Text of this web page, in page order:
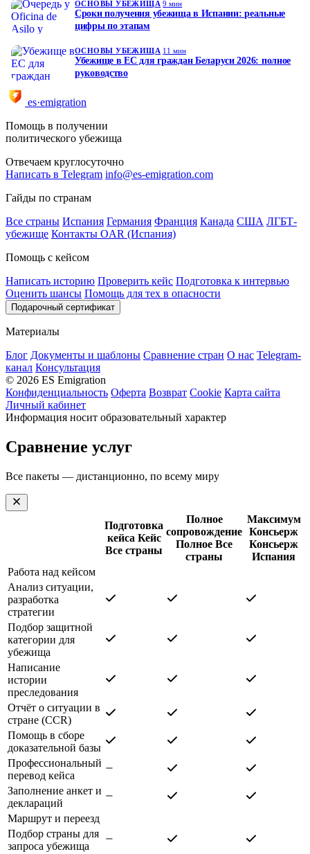
ОСНОВЫ УБЕЖИЩА 9 мин
Сроки получения убежища в Испании: реальные
цифры по этапам
ОСНОВЫ УБЕЖИЩА 11 мин
Убежище в ЕС для граждан Беларуси 2026: полное
руководство
es·emigration
Помощь в получении
политического убежища
Отвечаем круглосуточно
Написать в Telegram info@es-emigration.com
Гайды по странам
Все страны Испания Германия Франция Канада США ЛГБТ-
убежище Контакты OAR (Испания)
Помощь с кейсом
Написать историю Проверить кейс Подготовка к интервью
Оценить шансы Помощь для тех в опасности
Подарочный сертификат
Материалы
Блог Документы и шаблоны Сравнение стран О нас Telegram-
канал Консультация
© 2026 ES Emigration
Конфиденциальность Оферта Возврат Cookie Карта сайта
Личный кабинет
Информация носит образовательный характер
Сравнение услуг
Все пакеты — дистанционно, по всему миру
Подготовка
кейса Кейс
Все страны
Полное
сопровождение
Полное Все
страны
Максимум
Консьерж
Консьерж
Испания
Работа над кейсом
Анализ ситуации,
разработка
стратегии
Подбор защитной
категории для
убежища
Написание
истории
преследования
Отчёт о ситуации в
стране (CCR)
Помощь в сборе
доказательной базы
Профессиональный
перевод кейса
Заполнение анкет и
деклараций
Маршрут и переезд
Подбор страны для
запроса убежища